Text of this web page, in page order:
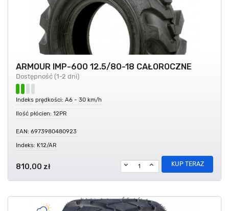
ARMOUR IMP-600 12.5/80-18 CAŁOROCZNE
Dostępność (1-2 dni)
Indeks prędkości: A6 - 30 km/h
Ilość płócien: 12PR
EAN: 6973980480923
Indeks: K12/AR
810,00 zł KUP TERAZ